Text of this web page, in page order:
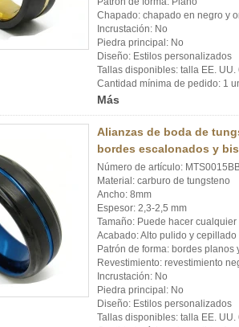
Chapado: chapado en negro y
Incrustación: No
Piedra principal: No
Diseño: Estilos personalizados
Tallas disponibles: talla EE.
Cantidad mínima de pedido: 1
Más
Alianzas de boda de
bordes escalonados y
Número de artículo:
Material: carburo de tungsteno
Ancho: 8mm
Espesor: 2,3-2,5 mm
Tamaño: Puede hacer
Acabado: Alto pulido y cepillado
Patrón de forma: bordes planos
Revestimiento: revestimiento
Incrustación: No
Piedra principal: No
Diseño: Estilos personalizados
Tallas disponibles: talla EE.